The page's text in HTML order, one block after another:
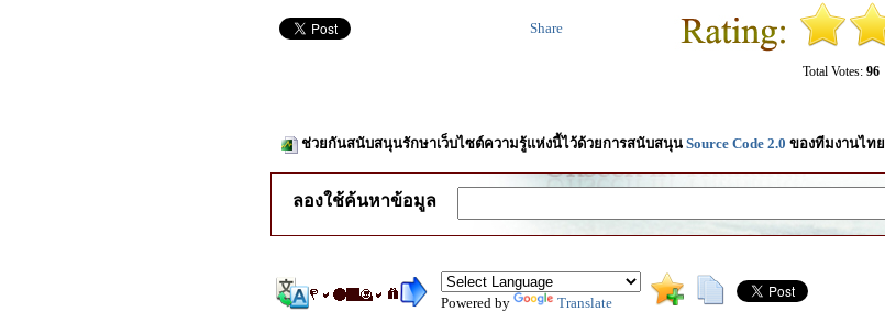
Total Votes: 96
Share
ช่วยกันสนับสนุนรักษาเว็บไซต์ความรู้แห่งนี้ไว้ด้วยการสนับสนุน Source Code 2.0 ของทีมงานไท
ลองใช้ค้นหาข้อมูล
Powered by Translate